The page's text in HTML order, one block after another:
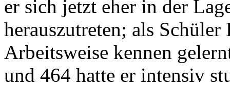
er sich jetzt eher in der
herauszutreten; als Schüler
Arbeitsweise kennen
und 464 hatte er intensiv